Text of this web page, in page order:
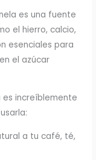
es una fuente
el hierro, calcio,
esenciales para
el azúcar
es increíblemente
a tu café, té,